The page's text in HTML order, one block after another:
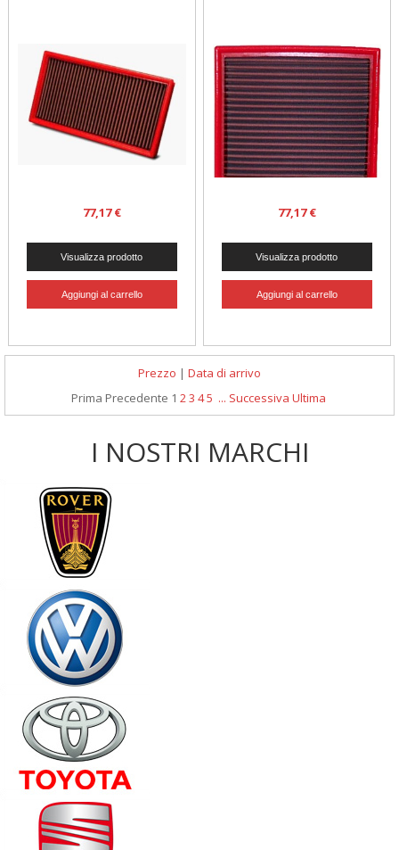
77,17 € 77,17 €
Prezzo | Data di arrivo
Prima Precedente 1 23 45 ... Successiva Ultima
I NOSTRI MARCHI